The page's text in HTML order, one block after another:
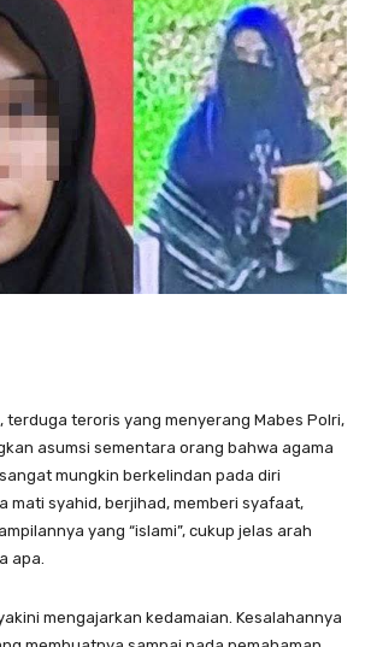
terduga teroris yang menyerang Mabes Polri,
asumsi sementara orang bahwa agama
mungkin berkelindan pada diri
mati syahid, berjihad, memberi syafaat,
yang “islami”, cukup jelas arah
apa.
mengajarkan kedamaian. Kesalahannya